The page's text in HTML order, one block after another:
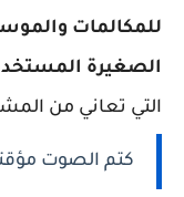
للمكالمات
الصغيرة
التي تعاني من
كتم الصوت